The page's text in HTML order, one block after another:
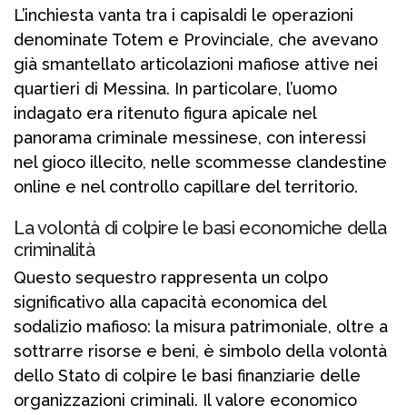
L’inchiesta vanta tra i capisaldi le operazioni
denominate Totem e Provinciale, che avevano
già smantellato articolazioni mafiose attive nei
quartieri di Messina. In particolare, l’uomo
indagato era ritenuto figura apicale nel
panorama criminale messinese, con interessi
nel gioco illecito, nelle scommesse clandestine
online e nel controllo capillare del territorio.
La volontà di colpire le basi economiche della
criminalità
Questo sequestro rappresenta un colpo
significativo alla capacità economica del
sodalizio mafioso: la misura patrimoniale, oltre a
sottrarre risorse e beni, è simbolo della volontà
dello Stato di colpire le basi finanziarie delle
organizzazioni criminali. Il valore economico